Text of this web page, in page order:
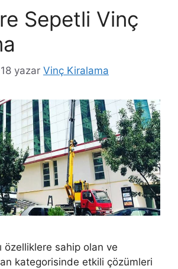
Sepetli Vinç
yazar Vinç Kiralama
özelliklere sahip olan ve
kategorisinde etkili çözümleri